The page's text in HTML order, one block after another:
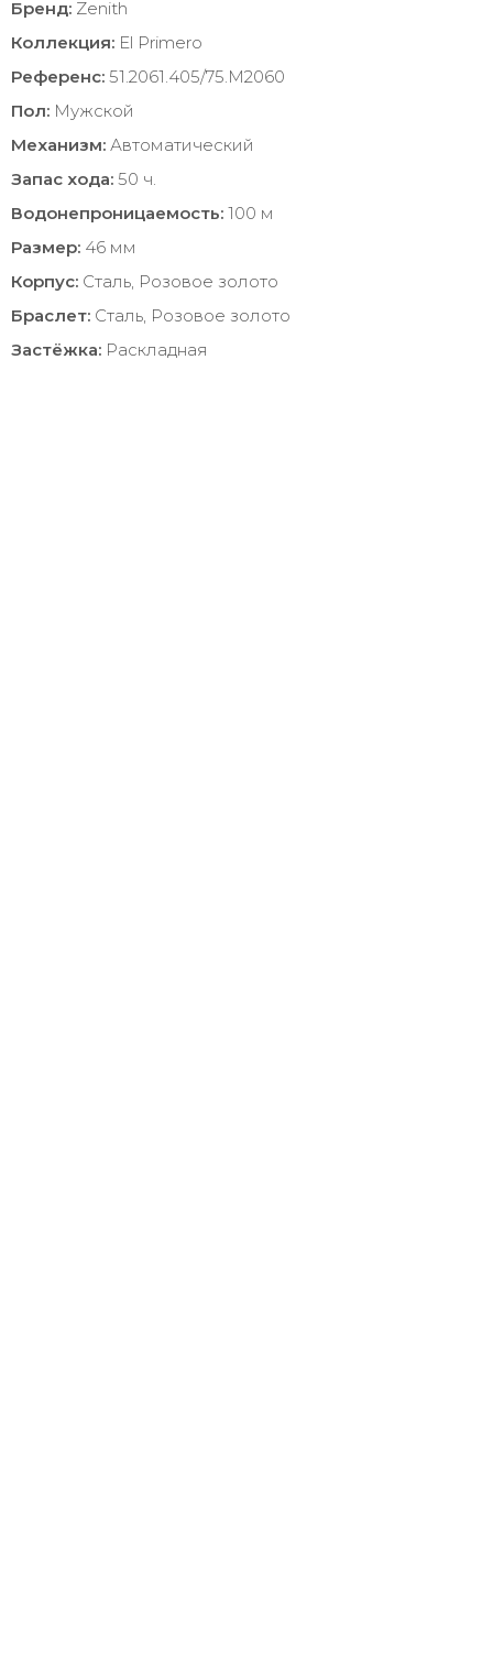
Бренд: Zenith
Коллекция: El Primero
Референс: 51.2061.405/75.M2060
Пол: Мужской
Механизм: Автоматический
Запас хода: 50 ч.
Водонепроницаемость: 100 м
Размер: 46 мм
Корпус: Сталь, Розовое золото
Браслет: Сталь, Розовое золото
Застёжка: Раскладная